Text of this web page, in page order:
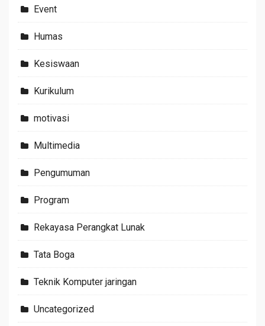
Event
Humas
Kesiswaan
Kurikulum
motivasi
Multimedia
Pengumuman
Program
Rekayasa Perangkat Lunak
Tata Boga
Teknik Komputer jaringan
Uncategorized